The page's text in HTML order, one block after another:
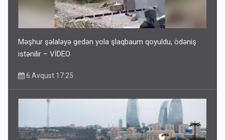
Məşhur şəlaləyə gedən yola şlaqbaum qoyuldu, ödəniş
istənilir – VİDEO
6 Avqust 17:25